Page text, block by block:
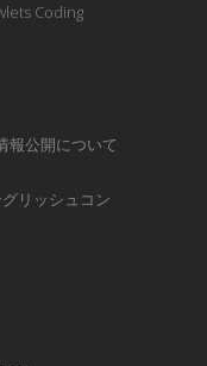
Coding
報公開について
リッシュコン